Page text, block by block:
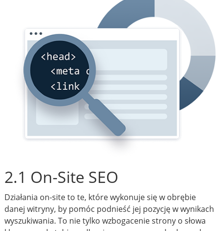
2.1 On-Site SEO
Działania on-site to te, które wykonuje się w obrębie
danej witryny, by pomóc podnieść jej pozycję w wynikach
wyszukiwania. To nie tylko wzbogacenie strony o słowa